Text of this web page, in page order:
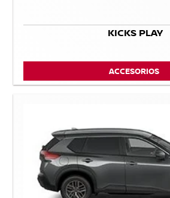
KICKS PLAY
ACCESORIOS